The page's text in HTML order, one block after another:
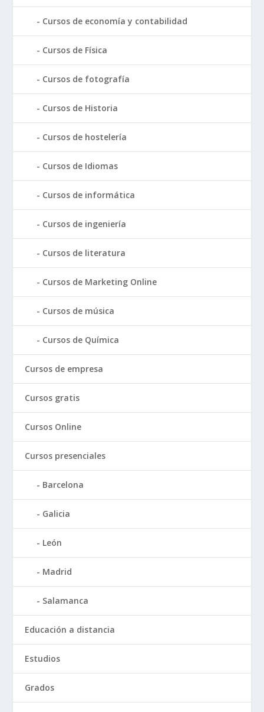
Cursos de economía y contabilidad
Cursos de Física
Cursos de fotografía
Cursos de Historia
Cursos de hostelería
Cursos de Idiomas
Cursos de informática
Cursos de ingeniería
Cursos de literatura
Cursos de Marketing Online
Cursos de música
Cursos de Química
Cursos de empresa
Cursos gratis
Cursos Online
Cursos presenciales
Barcelona
Galicia
León
Madrid
Salamanca
Educación a distancia
Estudios
Grados